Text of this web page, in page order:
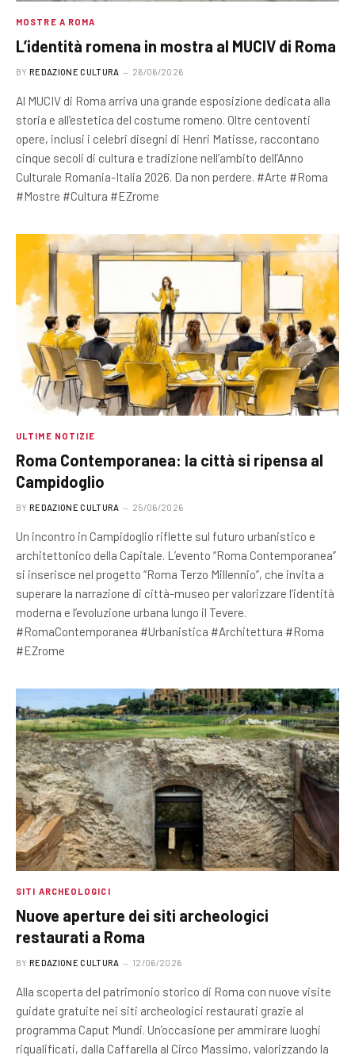
MOSTRE A ROMA
L’identità romena in mostra al MUCIV di Roma
BY REDAZIONE CULTURA 26/06/2026
Al MUCIV di Roma arriva una grande esposizione dedicata alla
storia e all’estetica del costume romeno. Oltre centoventi
opere, inclusi i celebri disegni di Henri Matisse, raccontano
cinque secoli di cultura e tradizione nell’ambito dell’Anno
Culturale Romania-Italia 2026. Da non perdere. #Arte #Roma
#Mostre #Cultura #EZrome
ULTIME NOTIZIE
Roma Contemporanea: la città si ripensa al
Campidoglio
BY REDAZIONE CULTURA 25/06/2026
Un incontro in Campidoglio riflette sul futuro urbanistico e
architettonico della Capitale. L’evento “Roma Contemporanea”
si inserisce nel progetto “Roma Terzo Millennio”, che invita a
superare la narrazione di città-museo per valorizzare l’identità
moderna e l’evoluzione urbana lungo il Tevere.
#RomaContemporanea #Urbanistica #Architettura #Roma
#EZrome
SITI ARCHEOLOGICI
Nuove aperture dei siti archeologici
restaurati a Roma
BY REDAZIONE CULTURA 12/06/2026
Alla scoperta del patrimonio storico di Roma con nuove visite
guidate gratuite nei siti archeologici restaurati grazie al
programma Caput Mundi. Un’occasione per ammirare luoghi
riqualificati, dalla Caffarella al Circo Massimo, valorizzando la